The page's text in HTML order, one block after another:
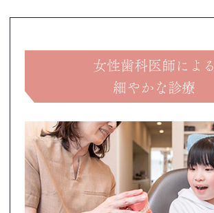
女性歯科医師による
細やかな診療